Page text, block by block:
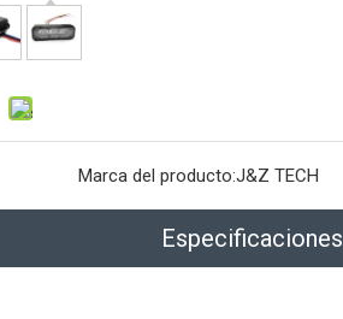
Marca del producto:J&Z TECH
Especificaciones